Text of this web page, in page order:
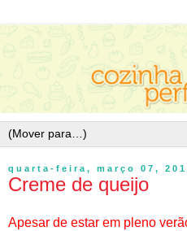
quarta-feira, março 07,
Creme de queijo
Apesar de estar em pleno